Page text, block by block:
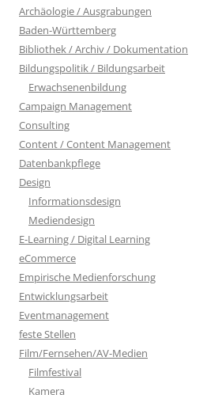
Archäologie / Ausgrabungen
Baden-Württemberg
Bibliothek / Archiv / Dokumentation
Bildungspolitik / Bildungsarbeit
Erwachsenenbildung
Campaign Management
Consulting
Content / Content Management
Datenbankpflege
Design
Informationsdesign
Mediendesign
E-Learning / Digital Learning
eCommerce
Empirische Medienforschung
Entwicklungsarbeit
Eventmanagement
feste Stellen
Film/Fernsehen/AV-Medien
Filmfestival
Kamera